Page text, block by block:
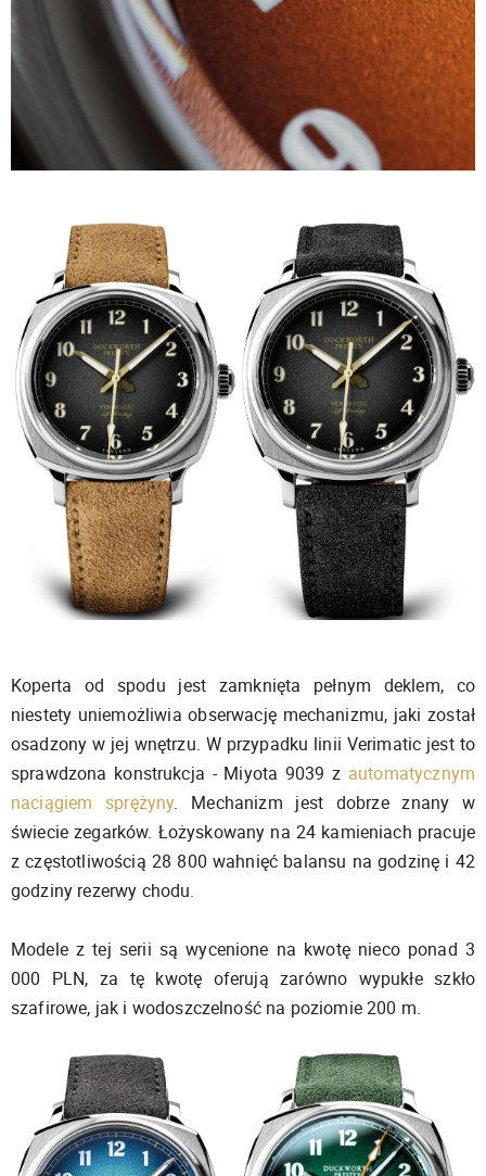
Koperta od spodu jest zamknięta pełnym deklem, co
niestety uniemożliwia obserwację mechanizmu, jaki został
osadzony w jej wnętrzu. W przypadku linii Verimatic jest to
sprawdzona konstrukcja - Miyota 9039 z automatycznym
naciągiem sprężyny. Mechanizm jest dobrze znany w
świecie zegarków. Łożyskowany na 24 kamieniach pracuje
z częstotliwością 28 800 wahnięć balansu na godzinę i 42
godziny rezerwy chodu.
Modele z tej serii są wycenione na kwotę nieco ponad 3
000 PLN, za tę kwotę oferują zarówno wypukłe szkło
szafirowe, jak i wodoszczelność na poziomie 200 m.